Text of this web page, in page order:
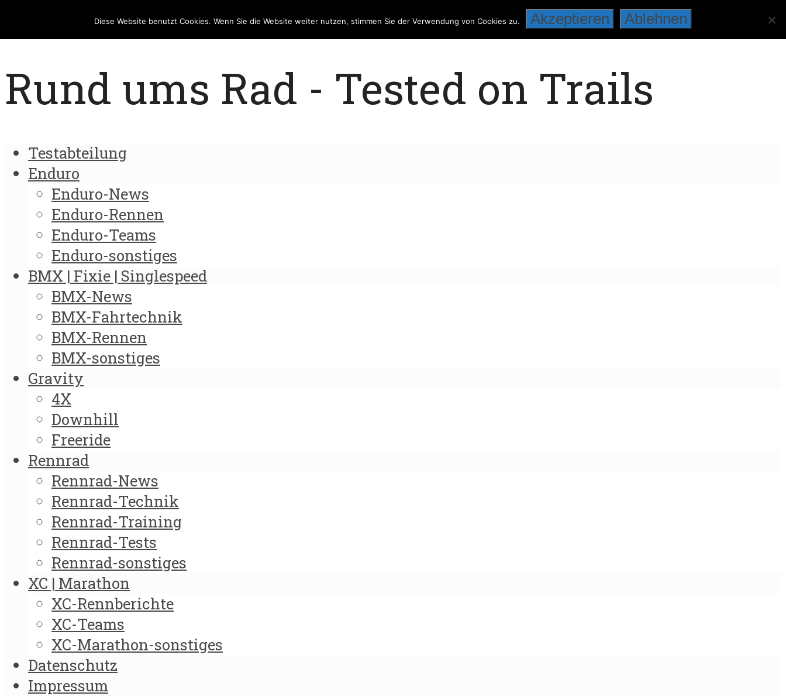
Rund ums Rad - Tested on Trails
Testabteilung
Enduro
Enduro-News
Enduro-Rennen
Enduro-Teams
Enduro-sonstiges
BMX | Fixie | Singlespeed
BMX-News
BMX-Fahrtechnik
BMX-Rennen
BMX-sonstiges
Gravity
4X
Downhill
Freeride
Rennrad
Rennrad-News
Rennrad-Technik
Rennrad-Training
Rennrad-Tests
Rennrad-sonstiges
XC | Marathon
XC-Rennberichte
XC-Teams
XC-Marathon-sonstiges
Datenschutz
Impressum
Diese Website benutzt Cookies. Wenn Sie die Website weiter nutzen, stimmen Sie der Verwendung von Cookies zu. Akzeptieren Ablehnen